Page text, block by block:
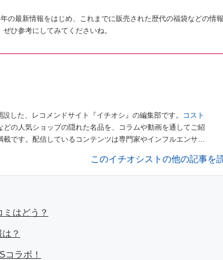
の最新情報をはじめ、これまでに販売された歴代の福袋などの情報
ひ参考にしてみてくださいね。
した、レコメンドサイト『イチオシ』の編集部です。
コスト
どの人気ショップの隠れた名品を、コラムや動画を通してご紹
です。配信しているコンテンツは専門家やインフルエンサー
このイチオシストの他の記事を
はどう？
？
コラボ！